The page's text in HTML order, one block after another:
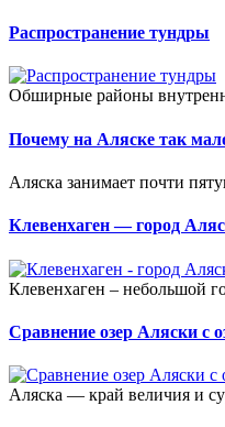
Распространение тундры
Обширные районы
Почему на Аляске так
Аляска занимает почти
Клевенхаген — город
Клевенхаген – небольшой
Сравнение озер Аляски с
Аляска — край величия и